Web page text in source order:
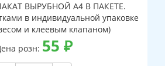
ВЫРУБНОЙ А4 В ПАКЕТЕ.
в индивидуальной упаковке
и клеевым клапаном)
розн: 55 ₽